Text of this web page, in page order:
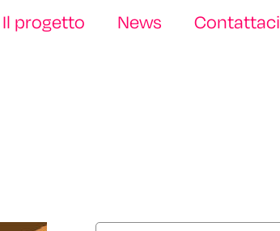
Il progetto News Contattaci